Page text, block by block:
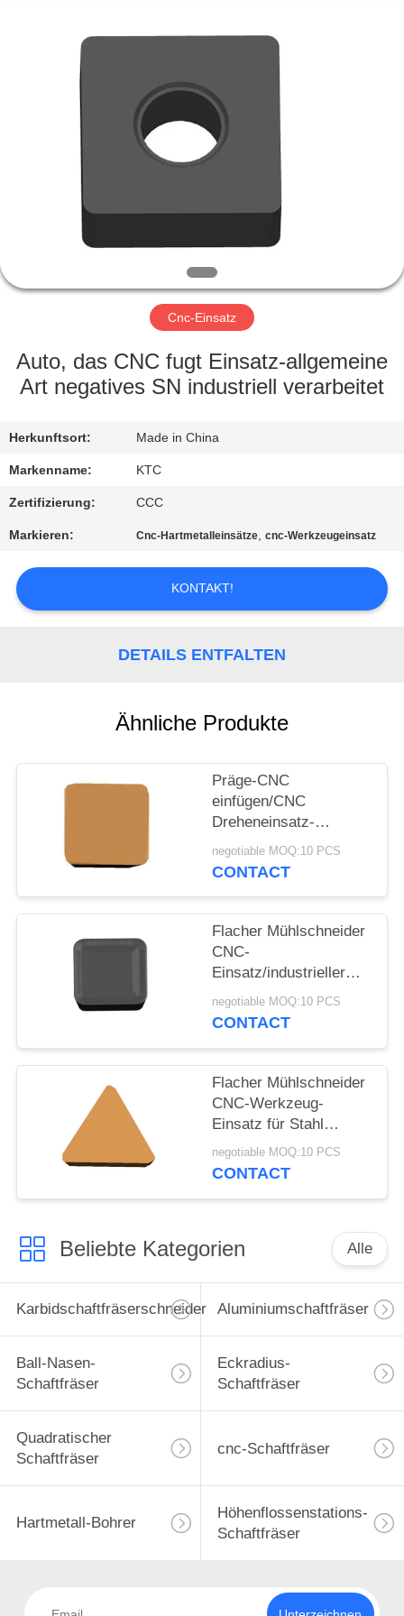
PRODUKTE
FABRIK-
QUALITÄTSKONTROLLE
TRETEN
SIE
MIT
UNS
VERBINDUNG
FORDERN
SITEMAP
POLICY
Cnc-Einsatz
Auto, das CNC fugt Einsatz-allgemeine
Art negatives SN industriell verarbeitet
Herkunftsort: Made in China
Markenname: KTC
Zertifizierung: CCC
Markieren: Cnc-Hartmetalleinsätze,cnc-Werkzeugeinsatz
KONTAKT!
DETAILS ENTFALTEN
Ähnliche Produkte
Präge-CNC
einfügen/CNC
Dreheneinsatz-
schnelles
Hochleistungs-Mahlen
negotiable MOQ:10 PCS
CONTACT
Flacher Mühlschneider
CNC-
Einsatz/industrieller
CNC, der Einsatz-hohe
Genauigkeit fugt
negotiable MOQ:10 PCS
CONTACT
Flacher Mühlschneider
CNC-Werkzeug-
Einsatz für Stahl
Plastik des Aluminium-
7075
negotiable MOQ:10 PCS
CONTACT
Beliebte Kategorien Alle
Karbidschaftfräserschneider Aluminiumschaftfräser
Ball-Nasen-
Schaftfräser
Eckradius-
Schaftfräser
Quadratischer
Schaftfräser
cnc-Schaftfräser
Hartmetall-Bohrer
Höhenflossenstations-
Schaftfräser